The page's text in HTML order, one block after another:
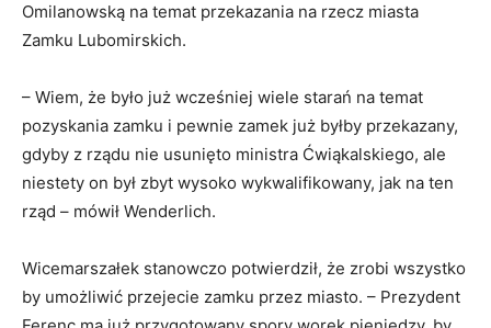
Omilanowską na temat przekazania na rzecz miasta
Zamku Lubomirskich.
– Wiem, że było już wcześniej wiele starań na temat
pozyskania zamku i pewnie zamek już byłby przekazany,
gdyby z rządu nie usunięto ministra Ćwiąkalskiego, ale
niestety on był zbyt wysoko wykwalifikowany, jak na ten
rząd – mówił Wenderlich.
Wicemarszałek stanowczo potwierdził, że zrobi wszystko
by umożliwić przejecie zamku przez miasto. – Prezydent